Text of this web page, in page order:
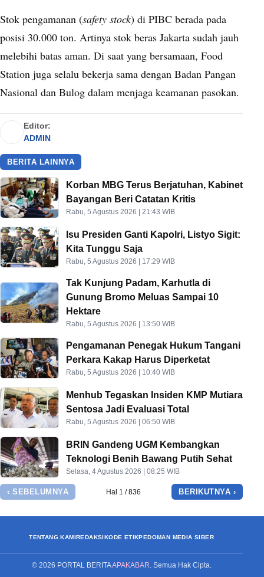
Stok pengamanan (safety stock) di PIBC berada pada
posisi 30.000 ton. Artinya stok beras Jakarta sudah jauh
melebihi batas aman. Di saat yang bersamaan, Food
Station juga selalu bekerja sama dengan Badan Pangan
Nasional dan Bulog dalam menjaga keamanan pasokan.
Editor:
ADMIN
BERITA LAINNYA
Korban MBG Terus Berjatuhan, Kabinet
Bayangan Beri Catatan Kritis
Rabu, 5 Agustus 2026 | 21:43 WIB
Isu Presiden Ganti Kapolri, Listyo Sigit:
Kita Tunggu Saja
Rabu, 5 Agustus 2026 | 17:29 WIB
Tak Kunjung Padam, Karhutla di
Gunung Bromo Meluas Sampai 10
Hektare
Rabu, 5 Agustus 2026 | 13:50 WIB
Pengamanan Penegak Hukum Tangani
Perkara Kakap Harus Diperketat
Rabu, 5 Agustus 2026 | 10:40 WIB
Menhub Tegaskan Insiden KMP Mutiara
Sentosa Jadi Evaluasi Total
Rabu, 5 Agustus 2026 | 06:50 WIB
BRIN Gandeng UGM Kembangkan
Teknologi Benih Bawang Putih Sehat
Selasa, 4 Agustus 2026 | 08:25 WIB
‹ SEBELUMNYA Hal 1 / 836 BERIKUTNYA ›
TENTANG KAMIREDAKSIKODE ETIKPEDOMAN MEDIA SIBER
© 2026 PORTAL BERITAAPAKABAR. Semua Hak Cipta.